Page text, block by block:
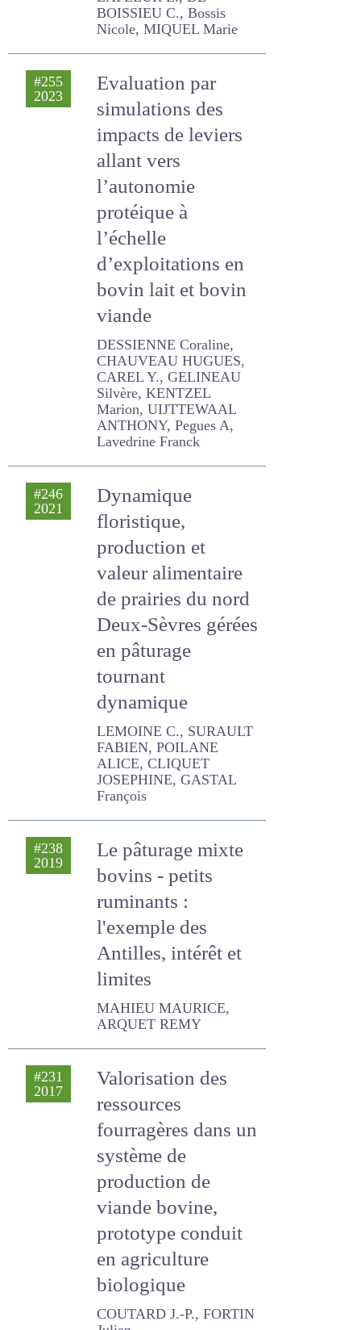
KENTZEL Marion,
BERTRAND Eric, BRUN-
LAFLEUR L., DE BOISSIEU C.,
Bossis Nicole, MIQUEL
Marie
Evaluation par
simulations des
impacts de leviers
allant vers
l’autonomie
protéique à
l’échelle
d’exploitations en
viande
DESSIENNE Coraline,
CHAUVEAU HUGUES,
CAREL Y., GELINEAU
Silvère, KENTZEL Marion,
UIJTTEWAAL ANTHONY,
Pegues A, Lavedrine
Franck
Dynamique
floristique,
production et
valeur alimentaire
de prairies du nord
Deux-Sèvres
gérées en pâturage
tournant
dynamique
LEMOINE C., SURAULT
FABIEN, POILANE ALICE,
CLIQUET JOSEPHINE,
GASTAL François
#238
Le pâturage mixte
bovins - petits
ruminants :
l'exemple des
Antilles, intérêt et
limites
MAHIEU MAURICE, ARQUET
REMY
#231
Valorisation des
ressources
fourragères dans
un système de
production de
viande bovine,
prototype conduit
en agriculture
biologique